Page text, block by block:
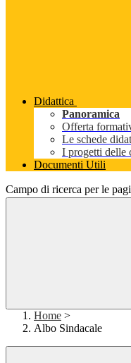
Didattica
Panoramica
Offerta
Le schede
I progetti delle
Documenti Utili
Campo di ricerca per le
Home >
Albo Sindacale